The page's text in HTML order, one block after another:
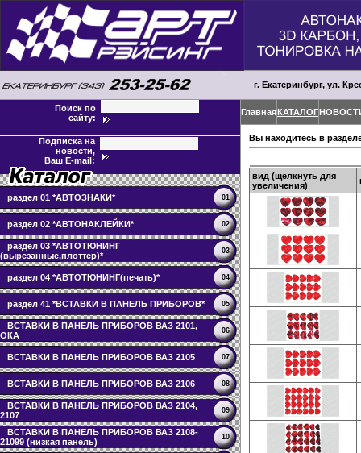
г. Екатеринбург, ул.
Поиск по
сайту:
Подписка на
новости,
Ваш E-mail:
раздел 01 *АВТОЗНАКИ* 01
раздел 02 *АВТОНАКЛЕЙКИ* 02
раздел 03 *АВТОТЮНИНГ
(вырезанные,плоттер)*
03
раздел 04 *АВТОТЮНИНГ(печать)* 04
раздел 41 *ВСТАВКИ В ПАНЕЛЬ ПРИБОРОВ* 05
ВСТАВКИ В ПАНЕЛЬ ПРИБОРОВ ВАЗ 2101,
ОКА
06
ВСТАВКИ В ПАНЕЛЬ ПРИБОРОВ ВАЗ 2105 07
ВСТАВКИ В ПАНЕЛЬ ПРИБОРОВ ВАЗ 2106 08
ВСТАВКИ В ПАНЕЛЬ ПРИБОРОВ ВАЗ 2104,
2107
09
ВСТАВКИ В ПАНЕЛЬ ПРИБОРОВ ВАЗ 2108-
21099 (низкая панель)
10
ГлавнаяКАТАЛОГ
Вы находитесь в
вид (щелкнуть для
увеличения)